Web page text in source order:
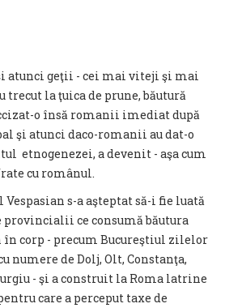
atunci geţii - cei mai viteji şi mai
la ţuica de prune, băutură
o însă romanii imediat după
şi atunci daco-romanii au dat-o
etnogenezei, a devenit - aşa cum
cu românul.
s-a aşteptat să-i fie luată
provincialii ce consumă băutura
în corp - precum Bucureştiul zilelor
numere de Dolj, Olt, Constanţa,
- şi a construit la Roma latrine
care a perceput taxe de